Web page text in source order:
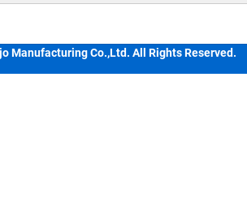
Manufacturing Co.,Ltd. All Rights Reserved.